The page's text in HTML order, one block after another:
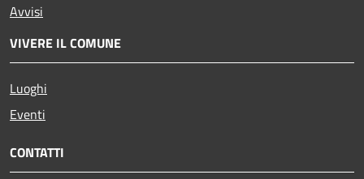
Avvisi
VIVERE IL COMUNE
Luoghi
Eventi
CONTATTI